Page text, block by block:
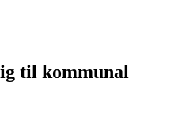
til kommunal